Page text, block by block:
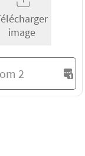
image